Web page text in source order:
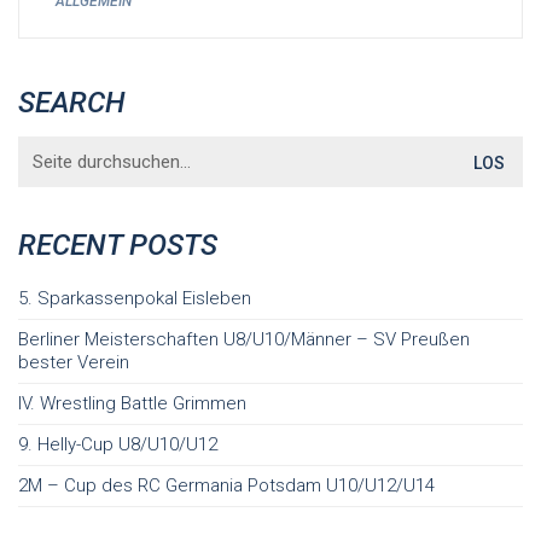
SEARCH
for:
RECENT POSTS
5. Sparkassenpokal Eisleben
Berliner Meisterschaften U8/U10/Männer – SV Preußen
bester Verein
IV. Wrestling Battle Grimmen
9. Helly-Cup U8/U10/U12
2M – Cup des RC Germania Potsdam U10/U12/U14